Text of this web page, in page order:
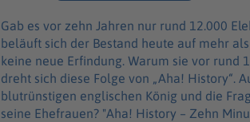
Gab es vor zehn Jahren nur rund 12.000
beläuft sich der Bestand heute auf mehr
keine neue Erfindung. Warum sie vor rund
dreht sich diese Folge von „Aha! History“.
blutrünstigen englischen König und die
seine Ehefrauen? "Aha! History – Zehn Minuten Geschichte" ist der neue History-